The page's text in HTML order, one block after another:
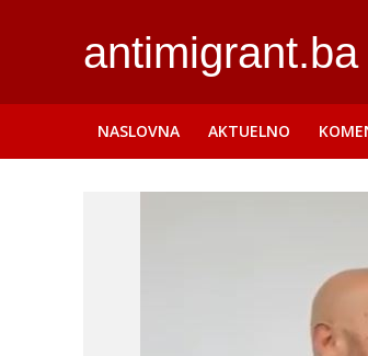
antimigrant.ba
NASLOVNA AKTUELNO